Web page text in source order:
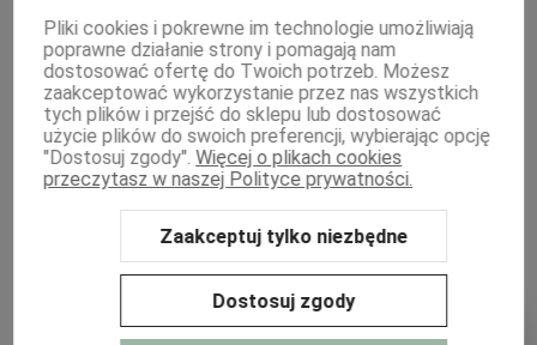
PŁATNOŚCI I DOSTAWA
MOJE KONTO
WSPÓŁPRACA
Sklep internetowy Shoper Premium Szablon Shoper Modern 3.0™
GrowCommerce
Pliki cookies i pokrewne im technologie umożliwiają
poprawne działanie strony i pomagają nam
dostosować ofertę do Twoich potrzeb. Możesz
zaakceptować wykorzystanie przez nas wszystkich
tych plików i przejść do sklepu lub dostosować
użycie plików do swoich preferencji, wybierając opcję
"Dostosuj zgody". Więcej o plikach cookies
przeczytasz w naszej Polityce prywatności.
Zaakceptuj tylko niezbędne
Dostosuj zgody